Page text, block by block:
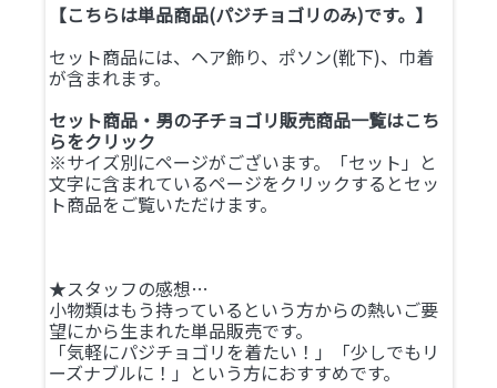
【こちらは単品商品(パジチョゴリのみ)です。】
セット商品には、ヘア飾り、ポソン(靴下)、巾着
が含まれます。
セット商品・男の子チョゴリ販売商品一覧はこち
らをクリック
※サイズ別にページがございます。「セット」と
文字に含まれているページをクリックするとセッ
ト商品をご覧いただけます。
★スタッフの感想…
小物類はもう持っているという方からの熱いご要
望にから生まれた単品販売です。
「気軽にパジチョゴリを着たい！」「少しでもリ
ーズナブルに！」という方におすすめです。